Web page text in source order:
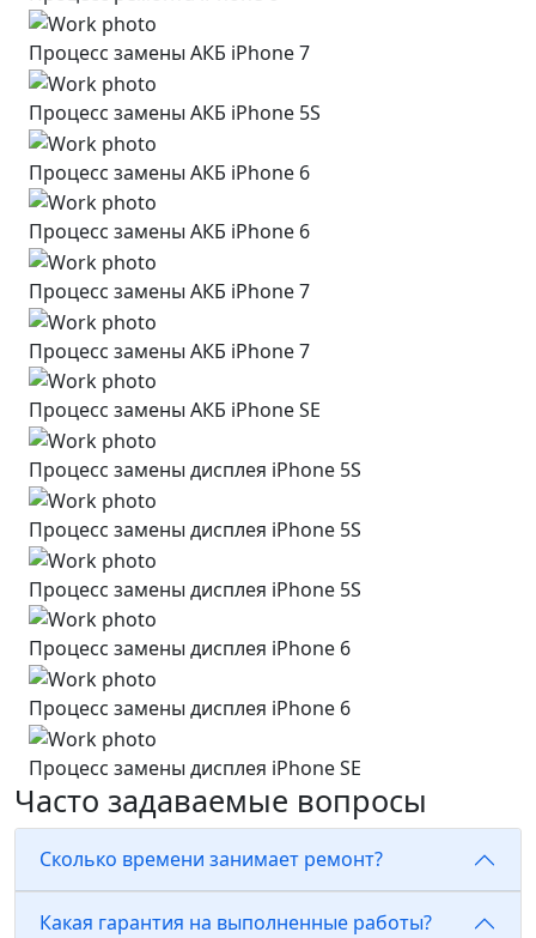
Процесс замены АКБ iPhone 7
Процесс замены АКБ iPhone 5S
Процесс замены АКБ iPhone 6
Процесс замены АКБ iPhone 6
Процесс замены АКБ iPhone 7
Процесс замены АКБ iPhone 7
Процесс замены АКБ iPhone SE
Процесс замены дисплея iPhone 5S
Процесс замены дисплея iPhone 5S
Процесс замены дисплея iPhone 5S
Процесс замены дисплея iPhone 6
Процесс замены дисплея iPhone 6
Процесс замены дисплея iPhone SE
Часто задаваемые вопросы
Сколько времени занимает ремонт?
Какая гарантия на выполненные работы?